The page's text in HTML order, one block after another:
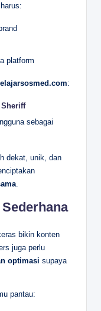
platform
:
Sheriff
sebagai
dekat, unik, dan
bikin konten
juga perlu
optimasi supaya
pantau: